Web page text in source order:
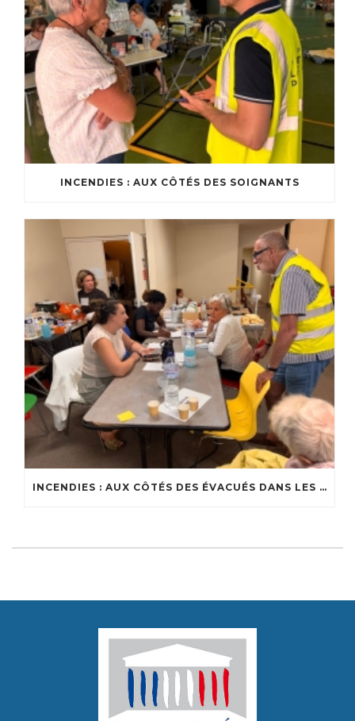
INCENDIES : AUX CÔTÉS DES SOIGNANTS
INCENDIES : AUX CÔTÉS DES ÉVACUÉS DANS LES CENTRES D’ACCUEIL DU BASSIN